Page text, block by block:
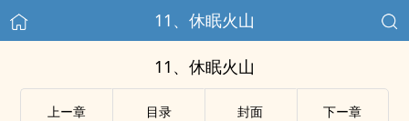
11、休眠火山
11、休眠火山
上ー章 目录 封面 下ー章